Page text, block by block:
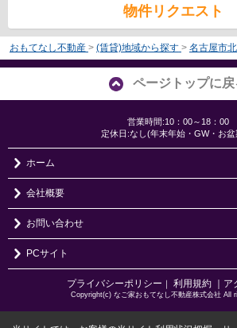
物件リクエスト
おもてなし不動産 > (賃貸)地域から探す > 名古屋市
ページトップに戻
営業時間:10：00～18：00
定休日:なし(年末年始・GW・お盆
ホーム
会社概要
お問い合わせ
PCサイト
プライバシーポリシー ｜ 利用規約 ｜
Copyright(c) なご家おもてなし不動産株式会社 All